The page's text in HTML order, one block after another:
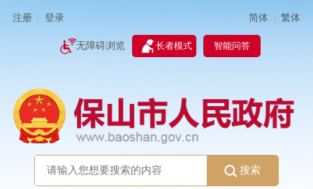
注册 登录 简体 | 繁体
无障碍浏览 长者模式 智能问答
搜索